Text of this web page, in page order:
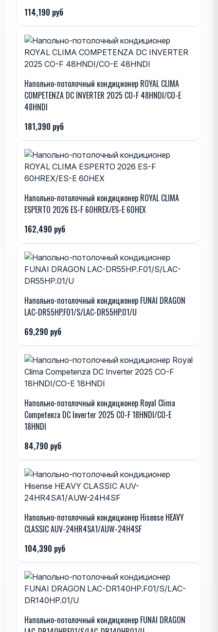
114,190 руб
Напольно-потолочный кондиционер ROYAL CLIMA
COMPETENZA DC INVERTER 2025 CO-F 48HNDI/CO-E
48HNDI
181,390 руб
Напольно-потолочный кондиционер ROYAL CLIMA
ESPERTO 2026 ES-F 60HREX/ES-E 60HEX
162,490 руб
Напольно-потолочный кондиционер FUNAI DRAGON
LAC-DR55HP.F01/S/LAC-DR55HP.01/U
69,290 руб
Напольно-потолочный кондиционер Royal Clima
Competenza DC Inverter 2025 CO-F 18HNDI/CO-E
18HNDI
84,790 руб
Напольно-потолочный кондиционер Hisense HEAVY
CLASSIC AUV-24HR4SA1/AUW-24H4SF
104,390 руб
Напольно-потолочный кондиционер FUNAI DRAGON